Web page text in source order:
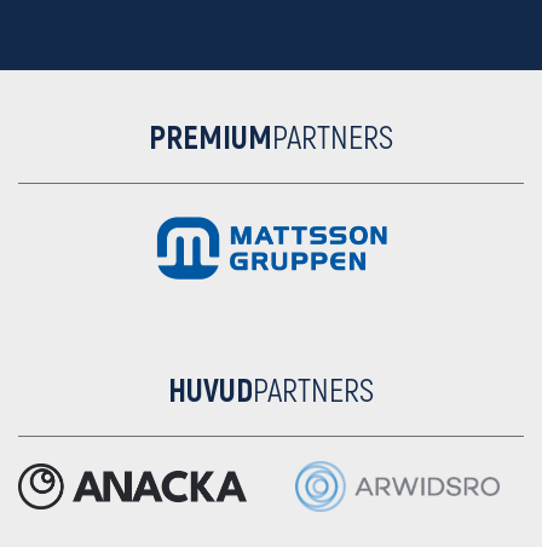
PREMIUMPARTNERS
HUVUDPARTNERS